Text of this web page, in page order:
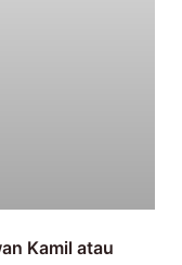
Kamil atau